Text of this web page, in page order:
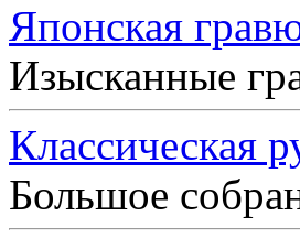
Японская
Изысканные
Классическая
Большое